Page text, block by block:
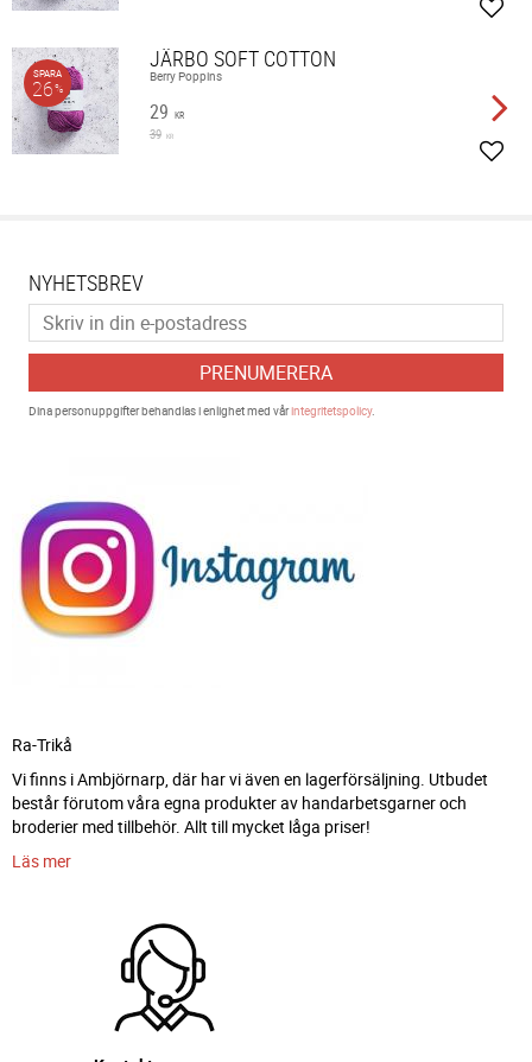
JÄRBO SOFT COTTON
Berry Poppins
29 KR
39 KR
SPARA
26%
NYHETSBREV
PRENUMERERA
Dina personuppgifter behandlas i enlighet med vårintegritetspolicy.
Ra-Trikå
Vi finns i Ambjörnarp, där har vi även en lagerförsäljning. Utbudet
består förutom våra egna produkter av handarbetsgarner och
broderier med tillbehör. Allt till mycket låga priser!
Läs mer